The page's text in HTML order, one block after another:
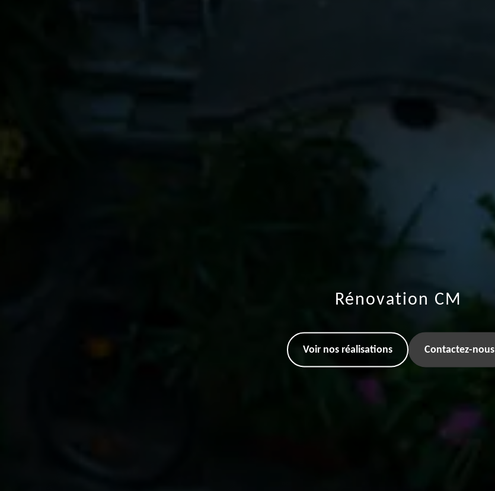
Rénovation CM
Voir nos réalisations Contactez-nous